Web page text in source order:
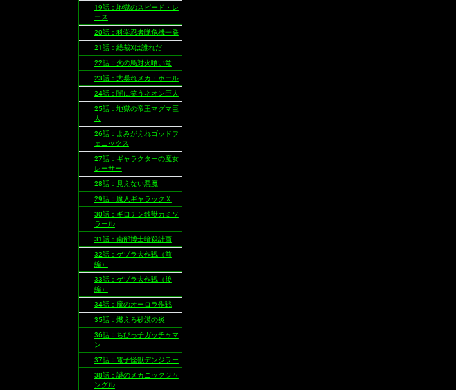
19話：地獄のスピード・レ
ース
20話：科学忍者隊危機一発
21話：総裁Xは誰れだ
22話：火の鳥対火喰い竜
23話：大暴れメカ・ボール
24話：闇に笑うネオン巨人
25話：地獄の帝王マグマ巨
人
26話：よみがえれゴッドフ
ェニックス
27話：ギャラクターの魔女
レーサー
28話：見えない悪魔
29話：魔人ギャラックＸ
30話：ギロチン鉄獣カミソ
ラール
31話：南部博士暗殺計画
32話：ゲゾラ大作戦（前
編）
33話：ゲゾラ大作戦（後
編）
34話：魔のオーロラ作戦
35話：燃えろ砂漠の炎
36話：ちびっ子ガッチャマ
ン
37話：電子怪獣デンジラー
38話：謎のメカニックジャ
ングル